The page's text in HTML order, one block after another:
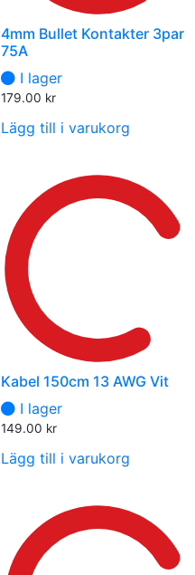
4mm Bullet Kontakter 3par
75A
I lager
179.00 kr
Lägg till i varukorg
Kabel 150cm 13 AWG Vit
I lager
149.00 kr
Lägg till i varukorg